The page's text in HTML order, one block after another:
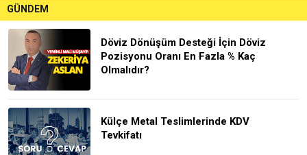
GÜNDEM
Döviz Dönüşüm Desteği İçin Döviz
Pozisyonu Oranı En Fazla % Kaç
Olmalıdır?
Külçe Metal Teslimlerinde KDV
Tevkifatı